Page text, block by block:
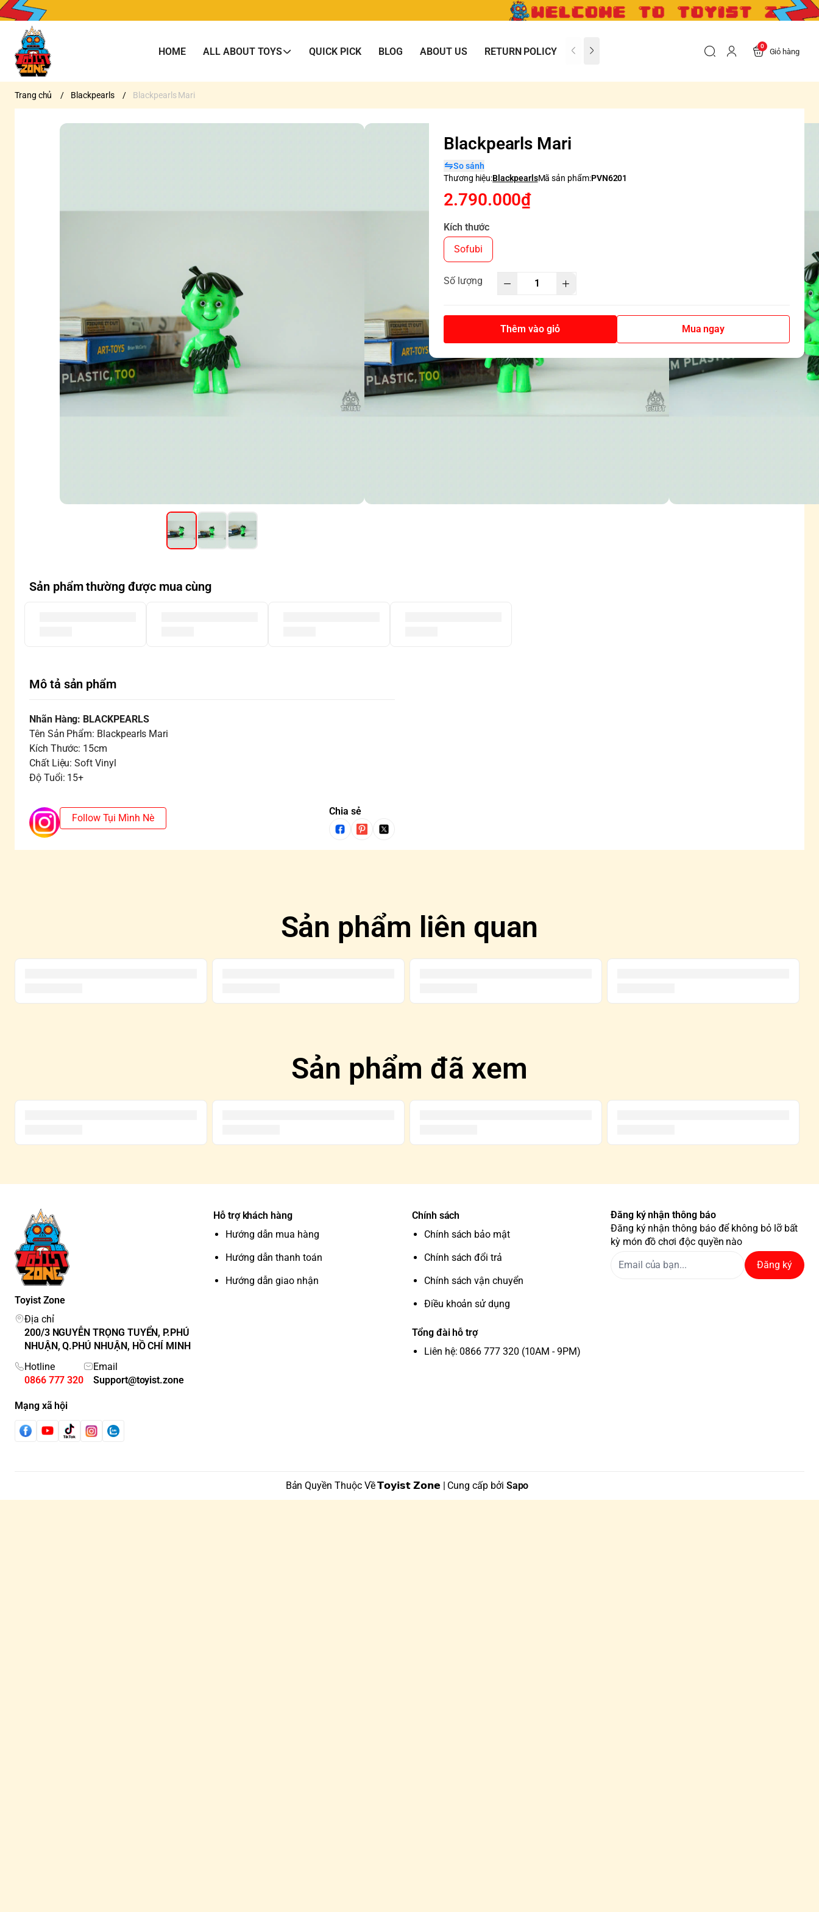
HOME ALL ABOUT TOYS QUICK PICK BLOG ABOUT US RETURN POLICY CONTACT US 0
Giỏ hàng
Trang chủ / Blackpearls / Blackpearls Mari
Blackpearls Mari
So sánh
Thương hiệu:BlackpearlsMã sản phẩm:PVN6201
2.790.000₫
Kích thước
Sofubi
Số lượng
Thêm vào giỏ Mua ngay
Sản phẩm thường được mua cùng
Mô tả sản phẩm
Nhãn Hàng: BLACKPEARLS
Tên Sản Phẩm: Blackpearls Mari
Kích Thước: 15cm
Chất Liệu: Soft Vinyl
Độ Tuổi: 15+
Follow Tụi Mình Nè
Chia sẻ
Sản phẩm liên quan
Sản phẩm đã xem
Toyist Zone
Địa chỉ
200/3 NGUYỄN TRỌNG TUYỂN, P.PHÚ
NHUẬN, Q.PHÚ NHUẬN, HỒ CHÍ MINH
Hotline
0866 777 320
Email
Support@toyist.zone
Mạng xã hội
Hỗ trợ khách hàng
Hướng dẫn mua hàng
Hướng dẫn thanh toán
Hướng dẫn giao nhận
Chính sách
Chính sách bảo mật
Chính sách đổi trả
Chính sách vận chuyển
Điều khoản sử dụng
Tổng đài hỗ trợ
Liên hệ: 0866 777 320 (10AM - 9PM)
Đăng ký nhận thông báo
Đăng ký nhận thông báo để không bỏ lỡ bất
kỳ món đồ chơi độc quyền nào
Đăng ký
Bản Quyền Thuộc Về 𝗧𝗼𝘆𝗶𝘀𝘁 𝗭𝗼𝗻𝗲 | Cung cấp bởi Sapo